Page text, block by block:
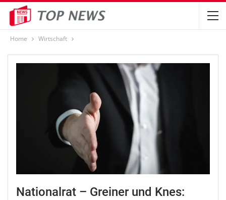
Home Wirtschaft
Nationalrat – Greiner und Knes: